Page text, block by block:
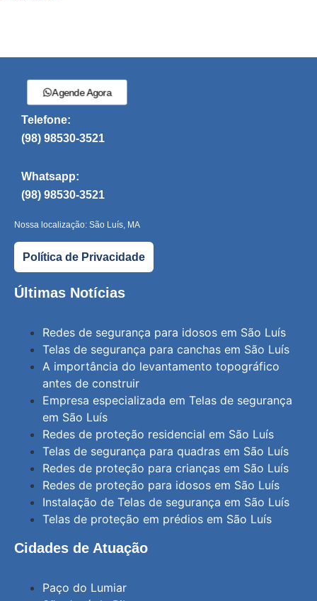
Agende Agora
Telefone:
(98) 98530-3521
Whatsapp:
(98) 98530-3521
Nossa localização: São Luís, MA
Política de Privacidade
Últimas Notícias
Redes de segurança para idosos em São Luís
Telas de segurança para canchas em São Luís
A importância do levantamento topográfico
antes de construir
Empresa especializada em Telas de segurança
em São Luís
Redes de proteção residencial em São Luís
Telas de segurança para quadras em São Luís
Redes de proteção para crianças em São Luís
Redes de proteção para idosos em São Luís
Instalação de Telas de segurança em São Luís
Telas de proteção em prédios em São Luís
Cidades de Atuação
Paço do Lumiar